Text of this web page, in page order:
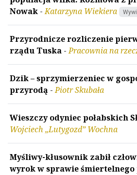
Nowak -Katarzyna Wiekiera
Przyrodnicze rozliczenie
rządu Tuska -Pracownia na
Dzik – sprzymierzeniec w
przyrodą -Piotr Skubała
Wieszczy odyniec połabskich
Wojciech „Lutygozd” Wochna
Myśliwy-kłusownik zabił
wyrok w sprawie śmiertelnego